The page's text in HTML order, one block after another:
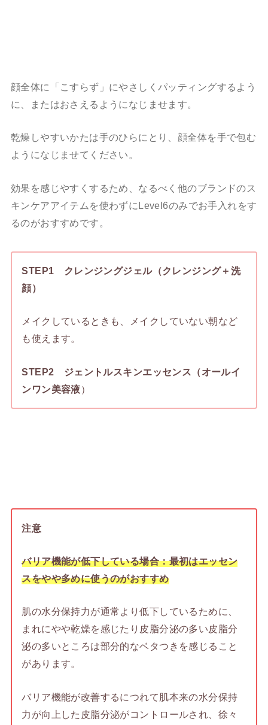
顔全体に「こすらず」にやさしくパッティングするよう
に、またはおさえるようになじませます。
乾燥しやすいかたは手のひらにとり、顔全体を手で包む
ようになじませてください。
効果を感じやすくするため、なるべく他のブランドのス
キンケアアイテムを使わずにLevel6のみでお手入れをす
るのがおすすめです。
STEP1 クレンジングジェル（クレンジング＋洗
顔）
メイクしているときも、メイクしていない朝など
も使えます。
STEP2 ジェントルスキンエッセンス（オールイ
ンワン美容液）
注意
バリア機能が低下している場合：最初はエッセン
スをやや多めに使うのがおすすめ
肌の水分保持力が通常より低下しているために、
まれにやや乾燥を感じたり皮脂分泌の多い皮脂分
泌の多いところは部分的なベタつきを感じること
があります。
バリア機能が改善するにつれて肌本来の水分保持
力が向上した皮脂分泌がコントロールされ、徐々